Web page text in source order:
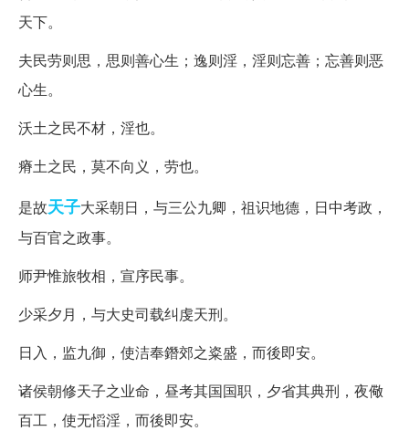
天下。
夫民劳则思，思则善心生；逸则淫，淫则忘善；忘善则恶
心生。
沃土之民不材，淫也。
瘠土之民，莫不向义，劳也。
是故天子大采朝日，与三公九卿，祖识地德，日中考政，
与百官之政事。
师尹惟旅牧相，宣序民事。
少采夕月，与大史司载纠虔天刑。
日入，监九御，使洁奉鐕郊之粢盛，而後即安。
诸侯朝修天子之业命，昼考其国国职，夕省其典刑，夜儆
百工，使无慆淫，而後即安。